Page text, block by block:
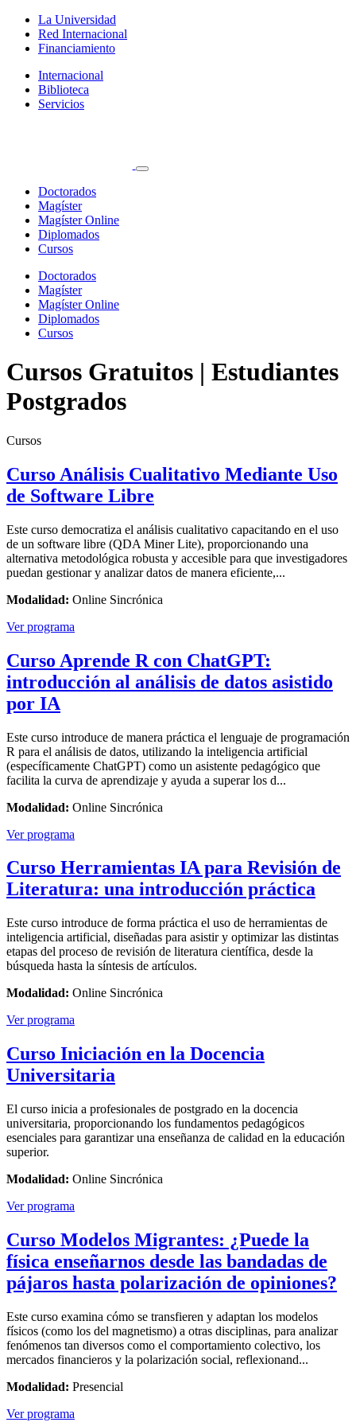
La Universidad
Red Internacional
Financiamiento
Internacional
Biblioteca
Servicios
Doctorados
Magíster
Magíster Online
Diplomados
Cursos
Doctorados
Magíster
Magíster Online
Diplomados
Cursos
Cursos Gratuitos | Estudiantes
Postgrados
Cursos
Curso Análisis Cualitativo Mediante Uso
de Software Libre
Este curso democratiza el análisis cualitativo capacitando en el uso
de un software libre (QDA Miner Lite), proporcionando una
alternativa metodológica robusta y accesible para que investigadores
puedan gestionar y analizar datos de manera eficiente,...
Modalidad: Online Sincrónica
Ver programa
Curso Aprende R con ChatGPT:
introducción al análisis de datos asistido
por IA
Este curso introduce de manera práctica el lenguaje de programación
R para el análisis de datos, utilizando la inteligencia artificial
(específicamente ChatGPT) como un asistente pedagógico que
facilita la curva de aprendizaje y ayuda a superar los d...
Modalidad: Online Sincrónica
Ver programa
Curso Herramientas IA para Revisión de
Literatura: una introducción práctica
Este curso introduce de forma práctica el uso de herramientas de
inteligencia artificial, diseñadas para asistir y optimizar las distintas
etapas del proceso de revisión de literatura científica, desde la
búsqueda hasta la síntesis de artículos.
Modalidad: Online Sincrónica
Ver programa
Curso Iniciación en la Docencia
Universitaria
El curso inicia a profesionales de postgrado en la docencia
universitaria, proporcionando los fundamentos pedagógicos
esenciales para garantizar una enseñanza de calidad en la educación
superior.
Modalidad: Online Sincrónica
Ver programa
Curso Modelos Migrantes: ¿Puede la
física enseñarnos desde las bandadas de
pájaros hasta polarización de opiniones?
Este curso examina cómo se transfieren y adaptan los modelos
físicos (como los del magnetismo) a otras disciplinas, para analizar
fenómenos tan diversos como el comportamiento colectivo, los
mercados financieros y la polarización social, reflexionand...
Modalidad: Presencial
Ver programa